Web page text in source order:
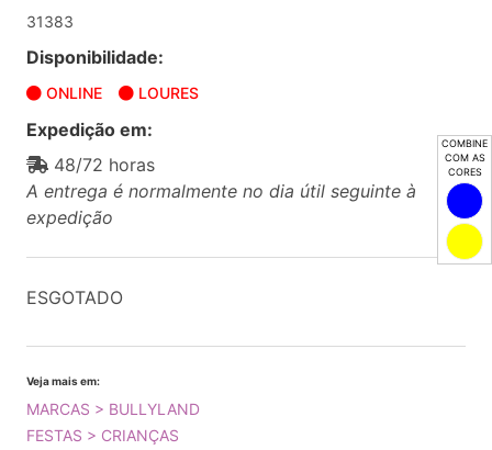
COMBINE
COM AS
CORES
31383
Disponibilidade:
ONLINE LOURES
Expedição em:
48/72 horas
A entrega é normalmente no dia útil seguinte à
expedição
ESGOTADO
Veja mais em:
MARCAS > BULLYLAND
FESTAS > CRIANÇAS